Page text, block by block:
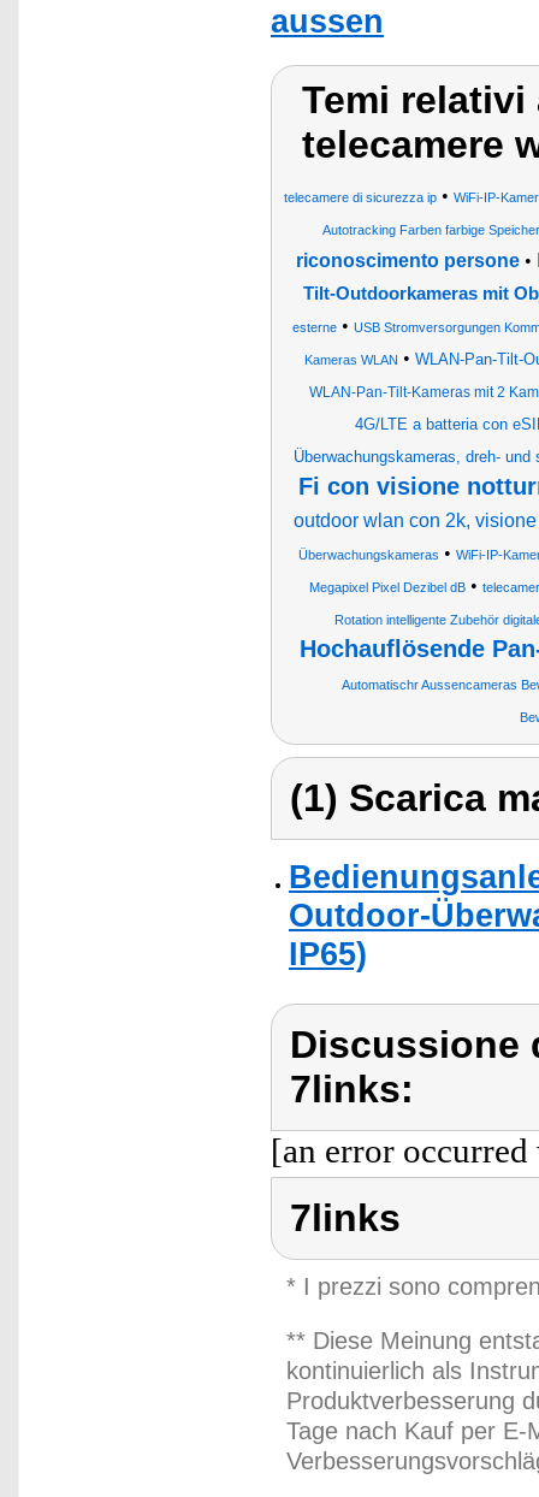
aussen
Temi relativi
telecamere
telecamere di sicurezza ip • WiFi-IP-
Autotracking Farben farbige
riconoscimento persone•
Tilt-Outdoorkameras mit
esterne • USB Stromversorgungen
Kameras WLAN • WLAN-Pan-Tilt-
WLAN-Pan-Tilt-Kameras mit 2
4G/LTE a batteria con
Überwachungskameras, dreh-
Fi con visione
outdoor wlan con 2k,
Überwachungskameras • WiFi-IP-
Megapixel Pixel Dezibel dB •
Rotation intelligente Zubehör
Hochauflösende
Automatischr Aussencameras
(1) Scarica
Outdoor-
IP65)
Discussione
7links:
[an error
7links
* I prezzi sono
** Diese Meinung
kontinuierlich als
Produktverbesserung
Tage nach Kauf per E-